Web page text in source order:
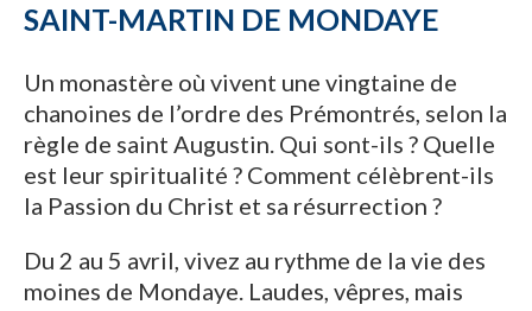
SAINT-MARTIN DE MONDAYE
Un monastère où vivent une vingtaine de
chanoines de l’ordre des Prémontrés, selon la
règle de saint Augustin. Qui sont-ils ? Quelle
est leur spiritualité ? Comment célèbrent-ils
la Passion du Christ et sa résurrection ?
Du 2 au 5 avril, vivez au rythme de la vie des
moines de Mondaye. Laudes, vêpres, mais